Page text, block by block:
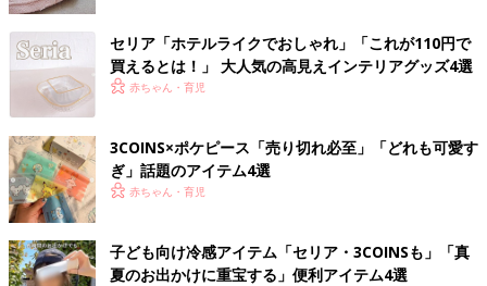
出典：Instagramアカウント「cheko」
セリア「ホテルライクでおしゃれ」「これが110円で
買えるとは！」 大人気の高見えインテリアグッズ4選
赤ちゃん・育児
3COINS×ポケピース「売り切れ必至」「どれも可愛す
ぎ」話題のアイテム4選
赤ちゃん・育児
子ども向け冷感アイテム「セリア・3COINSも」「真
夏のお出かけに重宝する」便利アイテム4選